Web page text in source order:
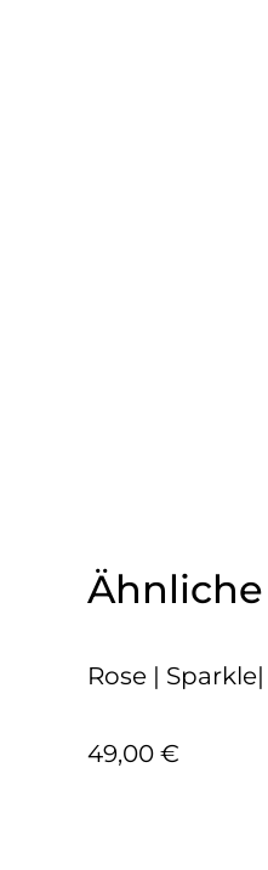
Rose |
49,00 €